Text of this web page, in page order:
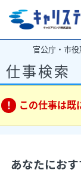
官公庁・市
仕事検索
この仕事は既
あなたにお